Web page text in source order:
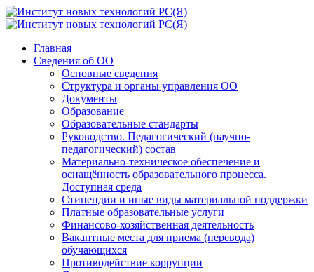
Главная
Сведения об ОО
Основные сведения
Структура и органы управления ОО
Документы
Образование
Образовательные стандарты
Руководство. Педагогический (научно-
педагогический) состав
Материально-техническое обеспечение и
оснащённость образовательного процесса.
Доступная среда
Стипендии и иные виды материальной поддержки
Платные образовательные услуги
Финансово-хозяйственная деятельность
Вакантные места для приема (перевода)
обучающихся
Противодействие коррупции